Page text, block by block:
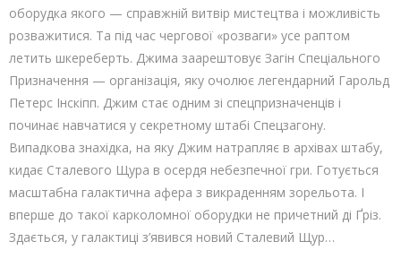
оборудка якого — справжній витвір мистецтва і можливість
розважитися. Та під час чергової «розваги» усе раптом
летить шкереберть. Джима заарештовує Загін Спеціального
Призначення — організація, яку очолює легендарний Гарольд
Петерс Інскіпп. Джим стає одним зі спецпризначенців і
починає навчатися у секретному штабі Спецзагону.
Випадкова знахідка, на яку Джим натрапляє в архівах штабу,
кидає Сталевого Щура в осердя небезпечної гри. Готується
масштабна галактична афера з викраденням зорельота. І
вперше до такої карколомної оборудки не причетний ді Ґріз.
Здається, у галактиці з’явився новий Сталевий Щур…